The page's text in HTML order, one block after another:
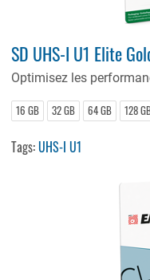
SD UHS-I U1 Elite
Optimisez les
16 GB 32 GB 64 GB 128
Tags:UHS-I U1